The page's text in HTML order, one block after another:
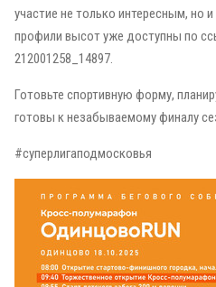
участие не только интересным,
профили высот уже доступны по
212001258_14897.
Готовьте спортивную форму,
готовы к незабываемому финалу
#суперлигаподмосковья